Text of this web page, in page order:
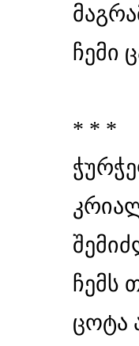
ჩემი
* * *
ჩემს
ცოტა